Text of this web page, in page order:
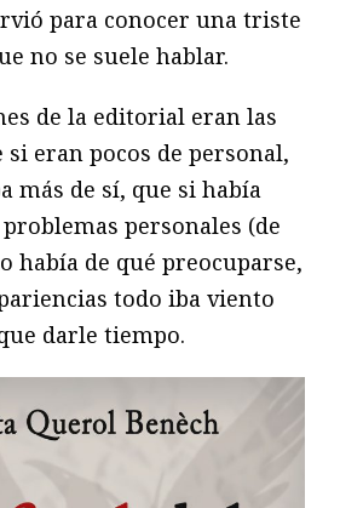
para conocer una triste
no se suele hablar.
de la editorial eran las
si eran pocos de personal,
más de sí, que si había
personales (de
había de qué preocuparse,
todo iba viento
darle tiempo.